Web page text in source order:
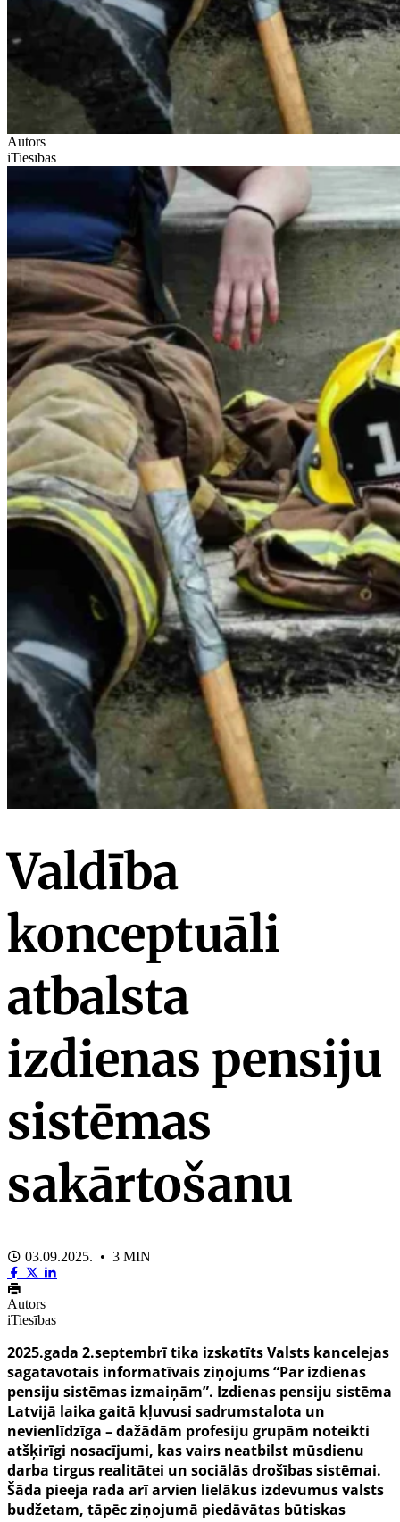
Autors
iTiesības
Valdība
konceptuāli
atbalsta
izdienas pensiju
sistēmas
sakārtošanu
03.09.2025. • 3 MIN
Autors
iTiesības
2025.gada 2.septembrī tika izskatīts Valsts kancelejas
sagatavotais informatīvais ziņojums “Par izdienas
pensiju sistēmas izmaiņām”. Izdienas pensiju sistēma
Latvijā laika gaitā kļuvusi sadrumstalota un
nevienlīdzīga – dažādām profesiju grupām noteikti
atšķirīgi nosacījumi, kas vairs neatbilst mūsdienu
darba tirgus realitātei un sociālās drošības sistēmai.
Šāda pieeja rada arī arvien lielākus izdevumus valsts
budžetam, tāpēc ziņojumā piedāvātas būtiskas